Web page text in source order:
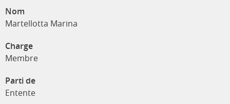
Nom
Martellotta Marina
Charge
Membre
Parti de
Entente